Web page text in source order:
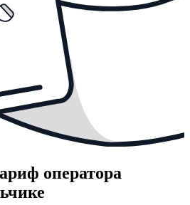
оператора